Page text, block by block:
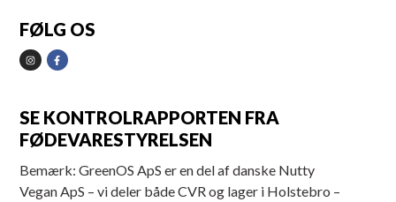
FØLG OS
SE KONTROLRAPPORTEN FRA
FØDEVARESTYRELSEN
Bemærk: GreenOS ApS er en del af danske Nutty
Vegan ApS – vi deler både CVR og lager i Holstebro –